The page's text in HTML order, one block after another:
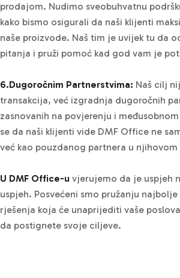
prodajom. Nudimo sveobuhvatnu
kako bismo osigurali da naši klijenti
naše proizvode. Naš tim je uvijek tu da
pitanja i pruži pomoć kad god vam je
6.Dugoročnim Partnerstvima: Naš cilj
transakcija, već izgradnja dugoročnih
zasnovanih na povjerenju i
se da naši klijenti vide DMF Office ne
već kao pouzdanog partnera u
U DMF Office-u vjerujemo da je uspjeh
uspjeh. Posvećeni smo pružanju
rješenja koja će unaprijediti vaše
da postignete svoje ciljeve.​